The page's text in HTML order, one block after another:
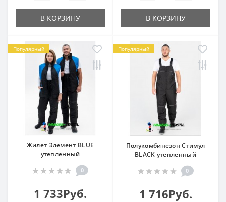
В КОРЗИНУ В КОРЗИНУ
Популярный
Жилет Элемент BLUE
утепленный
0
1 733Руб.
Популярный
Полукомбинезон Стимул
BLACK утепленный
0
1 716Руб.